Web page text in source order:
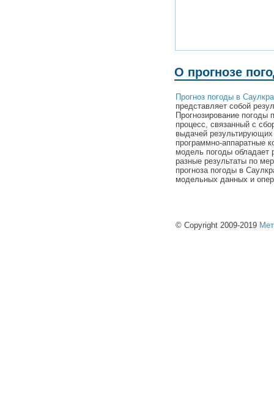
О прогнозе
Прогноз погоды в
представляет собой
Прогнозирование погоды
процесс, связанный с
выдачей
программно-аппаратные
модель погоды обладает
разные результаты по
прогноза погоды в
модельных данных и
© Copyright 2009-2019